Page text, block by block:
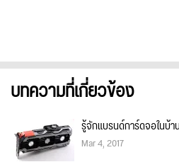
บทความที่เกี่ยวข้อง
รู้จักแบรนด์การ์ดจอในบ้า
Mar 4, 2017